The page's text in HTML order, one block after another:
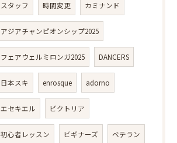
スタッフ 時間変更 カミナンド
アジアチャンピオンシップ2025
フェアウェルミロンガ2025 DANCERS
日本スキ enrosque adorno
エセキエル ビクトリア
初心者レッスン ビギナーズ ベテラン